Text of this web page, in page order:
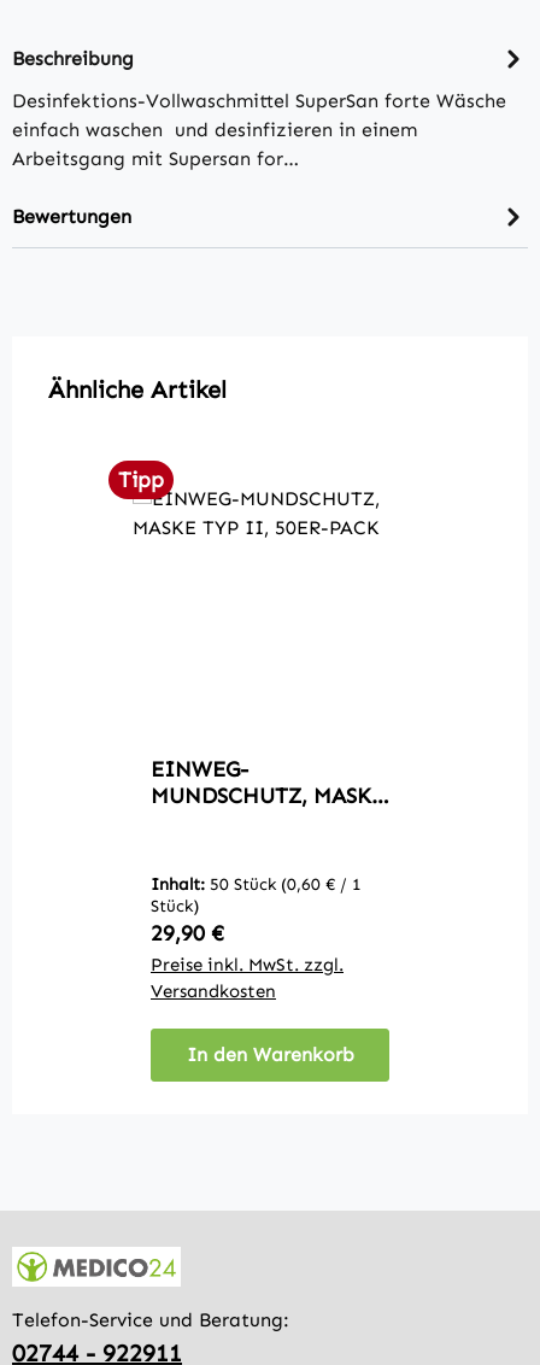
Beschreibung
Desinfektions-Vollwaschmittel SuperSan forte Wäsche
einfach waschen und desinfizieren in einem
Arbeitsgang mit Supersan for…
Bewertungen
Produktgalerie überspringen
Ähnliche Artikel
Tipp
EINWEG-
MUNDSCHUTZ, MASKE
Inhalt: 50 Stück (0,60 € / 1
Stück)
Regulärer Preis:
29,90 €
Preise inkl. MwSt. zzgl.
Versandkosten
In den Warenkorb
Telefon-Service und Beratung:
02744 - 922911